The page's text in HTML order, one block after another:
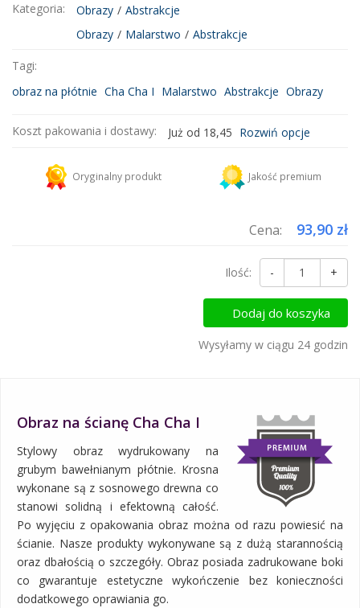
Kategoria: Obrazy / Abstrakcje
Obrazy / Malarstwo / Abstrakcje
Tagi:
obraz na płótnie Cha Cha I Malarstwo Abstrakcje Obrazy
Koszt pakowania i dostawy: Już od 18,45 Rozwiń opcje
Kurier DHL
Dodaj więcej produktów do koszyka i zapłać za wysyłkę tylko raz!
Oryginalny produkt Jakość premium
Cena: 93,90 zł
Dodaj do koszyka
Ilość: - +
Wysyłamy w ciągu 24 godzin
Obraz na ścianę Cha Cha I
Stylowy obraz wydrukowany na
grubym bawełnianym płótnie. Krosna
wykonane są z sosnowego drewna co
stanowi solidną i efektowną całość.
Po wyjęciu z opakowania obraz można od razu powiesić na
ścianie. Nasze produkty wykonywane są z dużą starannością
oraz dbałością o szczegóły. Obraz posiada zadrukowane boki
co gwarantuje estetyczne wykończenie bez konieczności
dodatkowego oprawiania go.